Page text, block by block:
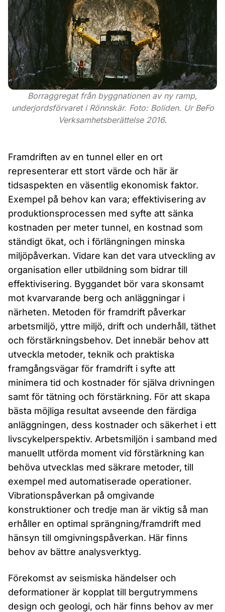
Borraggregat från byggnationen av ny ramp,
underjordsförvaret i Rönnskär. Foto: Boliden. Ur BeFo
Verksamhetsberättelse 2016.
Framdriften av en tunnel eller en ort
representerar ett stort värde och här är
tidsaspekten en väsentlig ekonomisk faktor.
Exempel på behov kan vara; effektivisering av
produktionsprocessen med syfte att sänka
kostnaden per meter tunnel, en kostnad som
ständigt ökat, och i förlängningen minska
miljöpåverkan. Vidare kan det vara utveckling av
organisation eller utbildning som bidrar till
effektivisering. Byggandet bör vara skonsamt
mot kvarvarande berg och anläggningar i
närheten. Metoden för framdrift påverkar
arbetsmiljö, yttre miljö, drift och underhåll, täthet
och förstärkningsbehov. Det innebär behov att
utveckla metoder, teknik och praktiska
framgångsvägar för framdrift i syfte att
minimera tid och kostnader för själva drivningen
samt för tätning och förstärkning. För att skapa
bästa möjliga resultat avseende den färdiga
anläggningen, dess kostnader och säkerhet i ett
livscykelperspektiv. Arbetsmiljön i samband med
manuellt utförda moment vid förstärk­ning kan
behöva utvecklas med säkrare metoder, till
exempel med automatiserade operationer.
Vibra­tionspåverkan på omgivande
konstruktioner och tredje man är viktig så man
erhåller en optimal sprängning/framdrift med
hänsyn till omgivningspåverkan. Här finns
behov av bättre analysverktyg.
Förekomst av seismiska händelser och
deformationer är kopplat till bergutrymmens
design och geologi, och här finns behov av mer